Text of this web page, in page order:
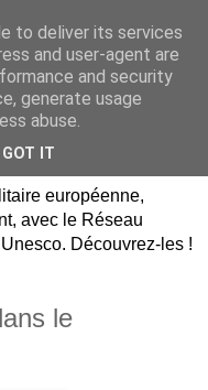
européenne,
avec le Réseau
Découvrez-les !
le
to deliver its services
and user-agent are
and security
generate usage
abuse.
GOT IT